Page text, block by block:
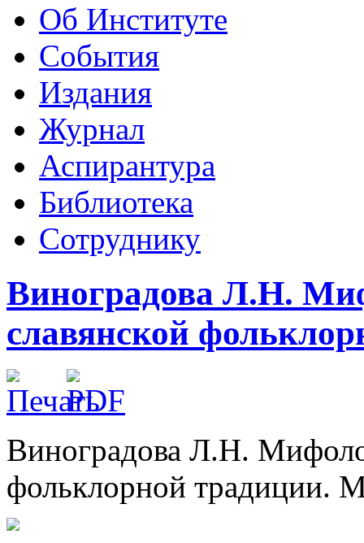
Об Институте
События
Издания
Журнал
Аспирантура
Библиотека
Сотруднику
Виноградова Л.Н.
славянской
Виноградова Л.Н.
фольклорной традиции.